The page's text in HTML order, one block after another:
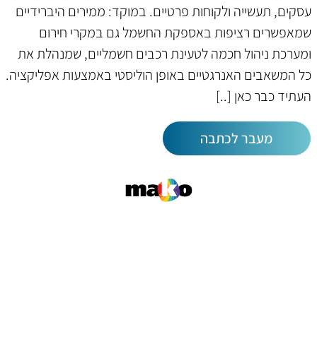
עסקים, תעשייה ולקוחות פרטיים. במוקד: ממירים היברידיים
שמאפשרים רציפות באספקת החשמל גם במקרי חירום
ומערכת ניהול חכמה לטעינת רכבים חשמליים, שמנהלת את
כל המשאבים האנרגטיים באופן הוליסטי באמצעות אפליקציה.
העתיד כבר כאן
מעבר לכתבה